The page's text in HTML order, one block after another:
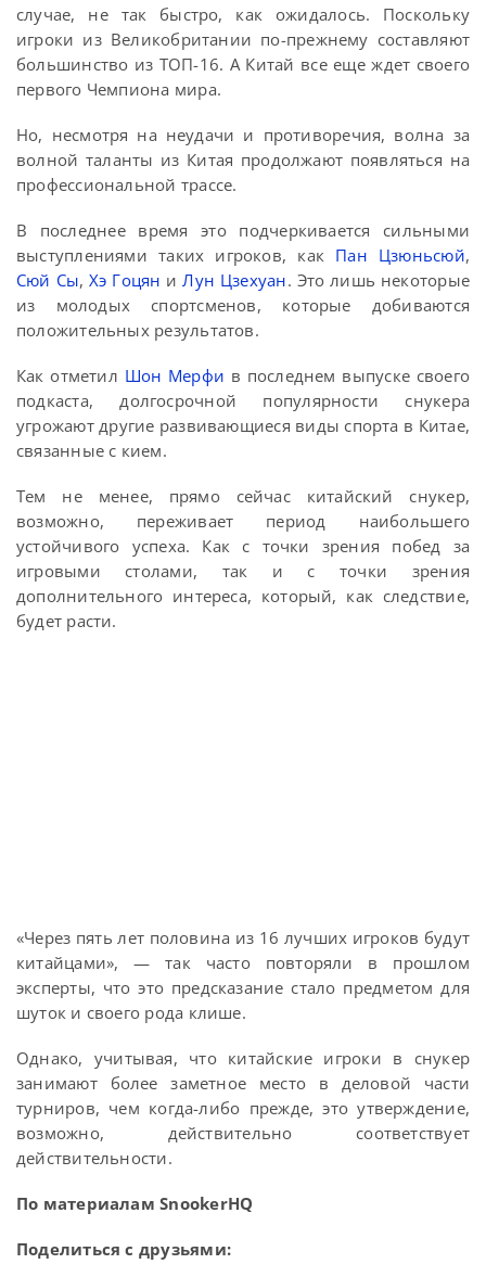
случае, не так быстро, как ожидалось. Поскольку
игроки из Великобритании по-прежнему составляют
большинство из ТОП-16. А Китай все еще ждет своего
первого Чемпиона мира.
Но, несмотря на неудачи и противоречия, волна за
волной таланты из Китая продолжают появляться на
профессиональной трассе.
В последнее время это подчеркивается сильными
выступлениями таких игроков, как Пан Цзюньсюй,
Сюй Сы,Хэ Гоцян иЛун Цзехуан. Это лишь некоторые
из молодых спортсменов, которые добиваются
положительных результатов.
Как отметил Шон Мерфи в последнем выпуске своего
подкаста, долгосрочной популярности снукера
угрожают другие развивающиеся виды спорта в Китае,
связанные с кием.
Тем не менее, прямо сейчас китайский снукер,
возможно, переживает период наибольшего
устойчивого успеха. Как с точки зрения побед за
игровыми столами, так и с точки зрения
дополнительного интереса, который, как следствие,
будет расти.
«Через пять лет половина из 16 лучших игроков будут
китайцами», — так часто повторяли в прошлом
эксперты, что это предсказание стало предметом для
шуток и своего рода клише.
Однако, учитывая, что китайские игроки в снукер
занимают более заметное место в деловой части
турниров, чем когда-либо прежде, это утверждение,
возможно, действительно соответствует
действительности.
По материалам SnookerHQ
Поделиться с друзьями: